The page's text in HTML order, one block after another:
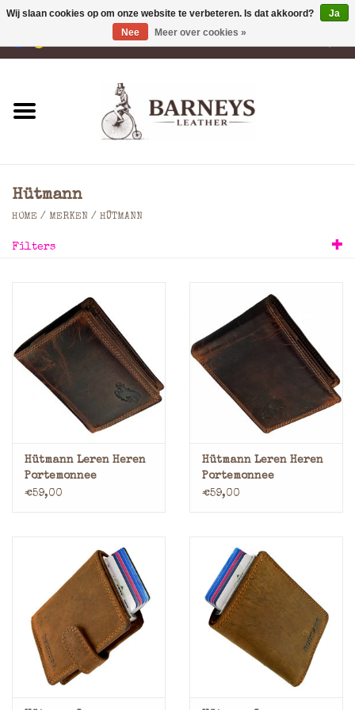
Portemonnees
Rugzakken
Accessoires
Merken
Hütmann
HOME / MERKEN / HÜTMANN
Filters
Hütmann Leren Heren
Portemonnee
Exclusive Veel Pasjes
€59,00
Hütmann Leren Heren
Portemonnee
Exclusive Veel Pasjes
€59,00
Wij slaan cookies op om onze website te verbeteren. Is dat akkoord?
Ja
Nee
Meer over cookies »